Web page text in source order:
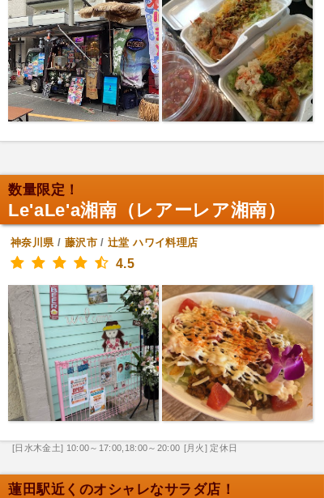
数量限定！
Le'aLe'a湘南（レアーレア湘南）
神奈川県/ 藤沢市/辻堂 ハワイ料理店
4.5
[日水木金土] 10:00～17:00,18:00～20:00 [月火] 定休日
蓮田駅近くのオシャレなサラダ店！